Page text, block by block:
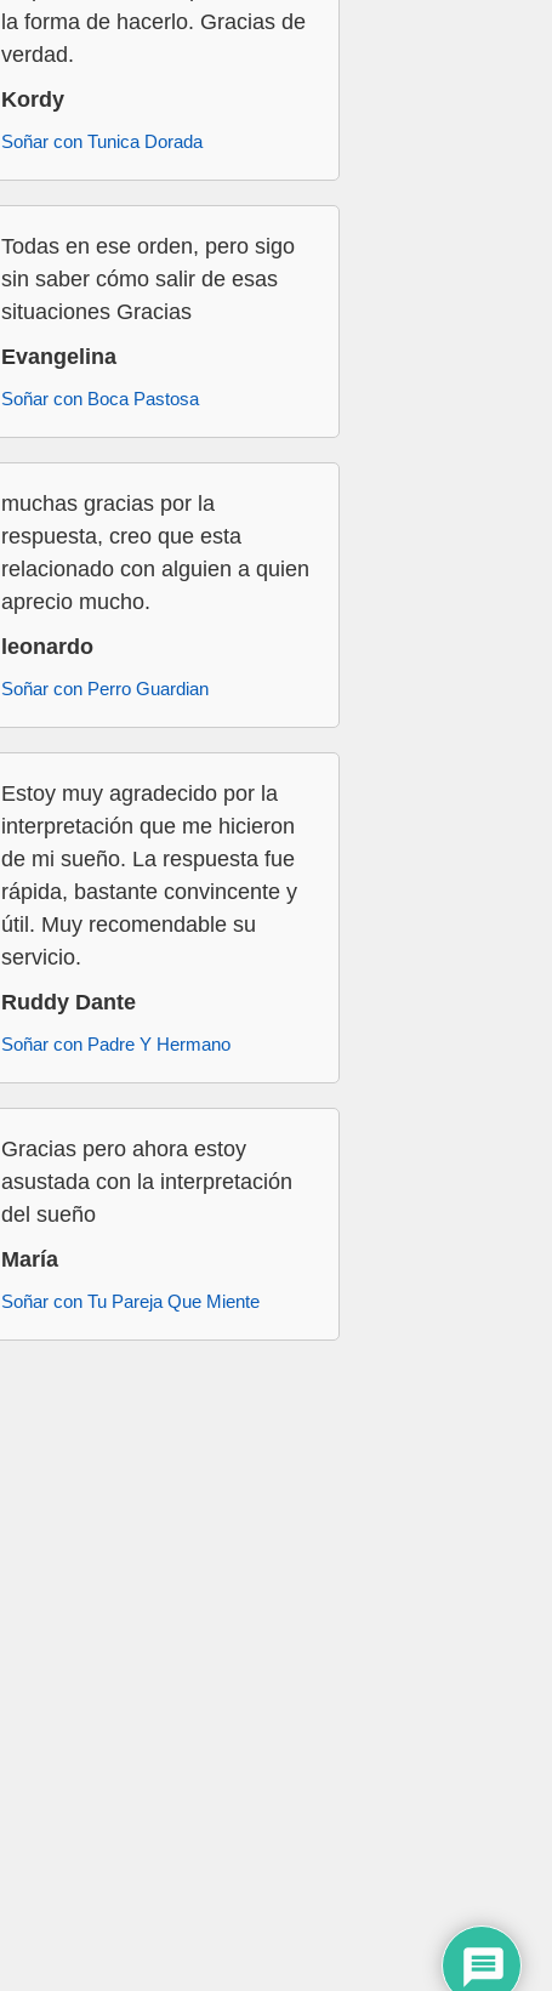
la forma de hacerlo. Gracias de
verdad.
Kordy
Soñar con Tunica Dorada
Todas en ese orden, pero sigo
sin saber cómo salir de esas
situaciones Gracias
Evangelina
Soñar con Boca Pastosa
muchas gracias por la
respuesta, creo que esta
relacionado con alguien a quien
aprecio mucho.
leonardo
Soñar con Perro Guardian
Estoy muy agradecido por la
interpretación que me hicieron
de mi sueño. La respuesta fue
rápida, bastante convincente y
útil. Muy recomendable su
servicio.
Ruddy Dante
Soñar con Padre Y Hermano
Gracias pero ahora estoy
asustada con la interpretación
del sueño
María
Soñar con Tu Pareja Que Miente